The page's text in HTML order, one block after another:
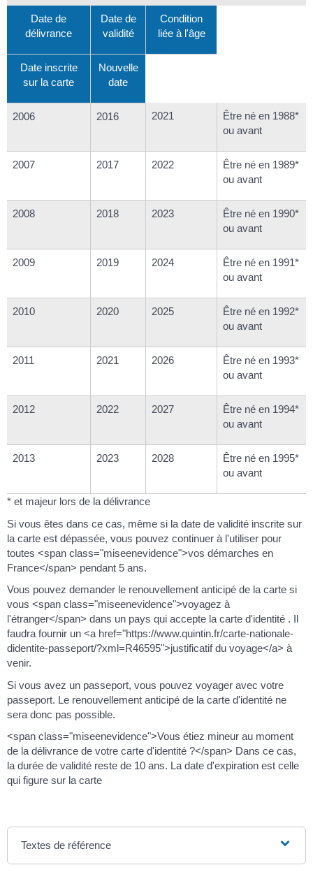
Date de
délivrance
Date de
validité
Condition
liée à l'âge
Date inscrite
sur la carte
Nouvelle
date
2006 2016 2021
Être né en 1988*
ou avant
2007 2017 2022
Être né en 1989*
ou avant
2008 2018 2023
Être né en 1990*
ou avant
2009 2019 2024
Être né en 1991*
ou avant
2010 2020 2025
Être né en 1992*
ou avant
2011 2021 2026
Être né en 1993*
ou avant
2012 2022 2027
Être né en 1994*
ou avant
2013 2023 2028
Être né en 1995*
ou avant
* et majeur lors de la délivrance
Si vous êtes dans ce cas, même si la date de validité inscrite sur
la carte est dépassée, vous pouvez continuer à l'utiliser pour
toutes <span class="miseenevidence">vos démarches en
France</span> pendant 5 ans.
Vous pouvez demander le renouvellement anticipé de la carte si
vous <span class="miseenevidence">voyagez à
l'étranger</span> dans un pays qui accepte la carte d'identité . Il
faudra fournir un <a href="https://www.quintin.fr/carte-nationale-
didentite-passeport/?xml=R46595">justificatif du voyage</a> à
venir.
Si vous avez un passeport, vous pouvez voyager avec votre
passeport. Le renouvellement anticipé de la carte d'identité ne
sera donc pas possible.
<span class="miseenevidence">Vous étiez mineur au moment
de la délivrance de votre carte d'identité ?</span> Dans ce cas,
la durée de validité reste de 10 ans. La date d'expiration est celle
qui figure sur la carte
Textes de référence